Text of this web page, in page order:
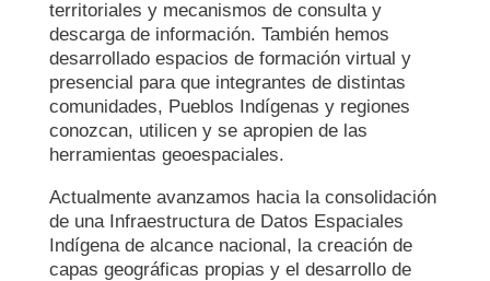
territoriales y mecanismos de consulta y
descarga de información. También hemos
desarrollado espacios de formación virtual y
presencial para que integrantes de distintas
comunidades, Pueblos Indígenas y regiones
conozcan, utilicen y se apropien de las
herramientas geoespaciales.
Actualmente avanzamos hacia la consolidación
de una Infraestructura de Datos Espaciales
Indígena de alcance nacional, la creación de
capas geográficas propias y el desarrollo de